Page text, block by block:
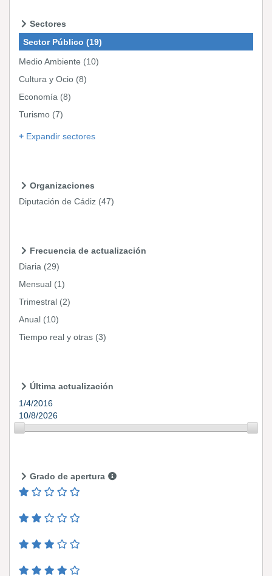
Sectores
Sector Público (19)
Medio Ambiente (10)
Cultura y Ocio (8)
Economía (8)
Turismo (7)
Expandir sectores
Organizaciones
Diputación de Cádiz (47)
Frecuencia de actualización
Diaria (29)
Mensual (1)
Trimestral (2)
Anual (10)
Tiempo real y otras (3)
Última actualización
1/4/2016
10/8/2026
Grado de apertura